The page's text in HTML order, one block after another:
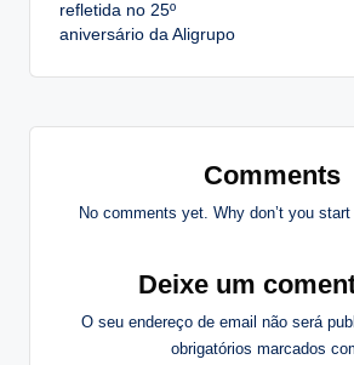
refletida no 25º
aniversário da Aligrupo
Comments
No comments yet. Why don’t you
Deixe um
O seu endereço de email não será
obrigatórios marcados